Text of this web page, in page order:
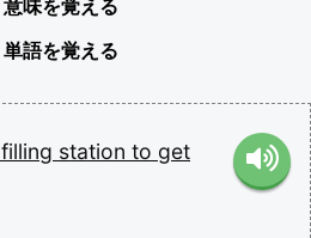
意味を覚える
単語を覚える
filling station to get